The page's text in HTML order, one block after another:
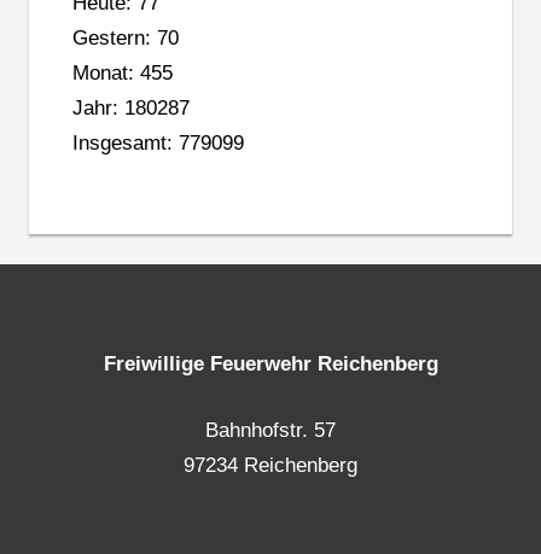
Gestern: 70
Monat: 455
Jahr: 180287
Insgesamt: 779099
Freiwillige Feuerwehr Reichenberg
Bahnhofstr. 57
97234 Reichenberg